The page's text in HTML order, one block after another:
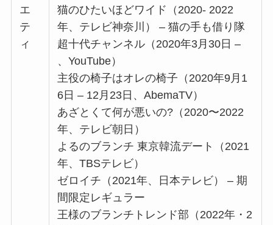
エ
テ
ィ
猫のひたいほどワイド（2020- 2022
年、テレビ神奈川） – 猫の手も借り隊
超十代チャンネル（2020年3月30日 –
、YouTube）
主役の椅子はオレの椅子（2020年9月1
6日 – 12月23日、AbemaTV）
あざとくて何が悪いの?（2020〜2022
年、テレビ朝日）
よるのブランチ 東京韓流デート（2021
年、TBSテレビ）
ゼロイチ（2021年、日本テレビ） – 期
間限定レギュラー
王様のブランチトレンド部（2022年・2